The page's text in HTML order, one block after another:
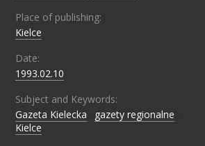
Place of publishing:
Kielce
Date:
1993.02.10
Subject and Keywords:
Gazeta Kielecka
gazety regionalne
Kielce